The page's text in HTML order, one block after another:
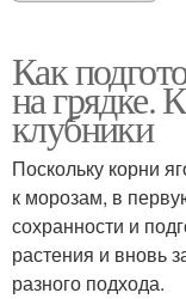
Как
на грядке.
клубники
Поскольку корни
к морозам, в
сохранности и
растения и вновь
разного подхода.